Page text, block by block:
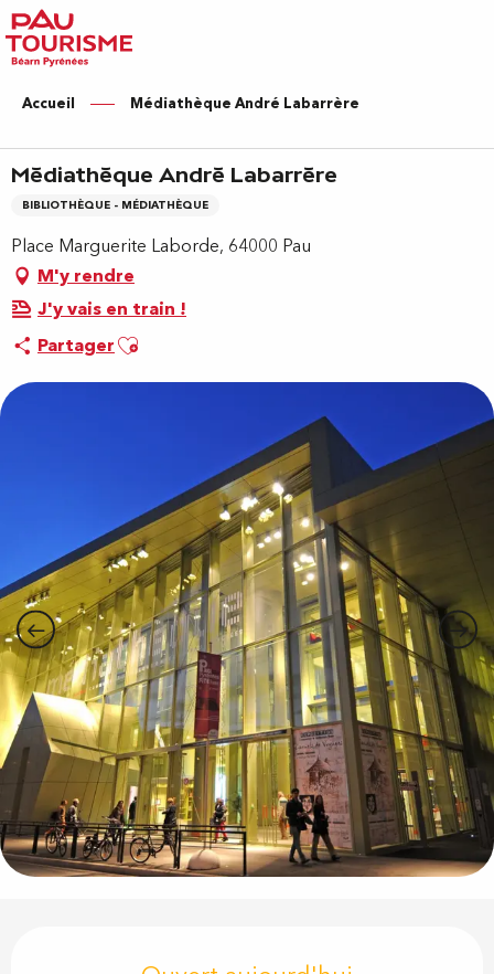
Aller
au
contenu
principal
Accueil Médiathèque André Labarrère
Médiathèque André Labarrère
BIBLIOTHÈQUE - MÉDIATHÈQUE
Place Marguerite Laborde, 64000 Pau
M'y rendre
J'y vais en train !
PartagerAjouter aux favoris